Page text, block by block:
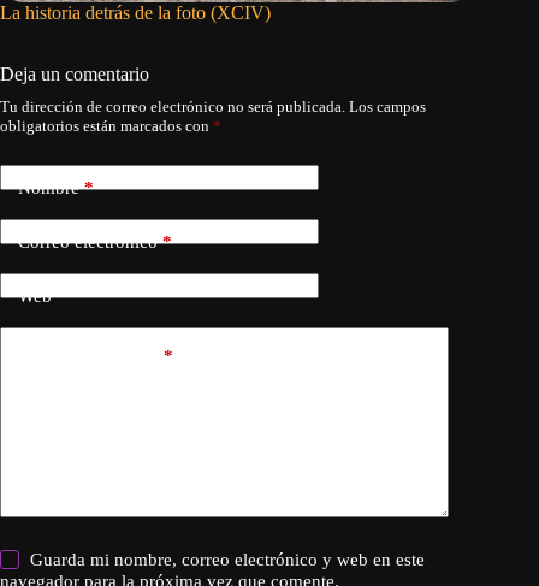
La historia detrás de la foto (XCIV)
Deja un comentario
Tu dirección de correo electrónico no será publicada. Los campos
obligatorios están marcados con *
Nombre*
Correo electrónico*
Web
*
Guarda mi nombre, correo electrónico y web en este
navegador para la próxima vez que comente.